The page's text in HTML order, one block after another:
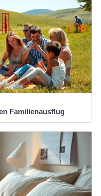
Familienausflug